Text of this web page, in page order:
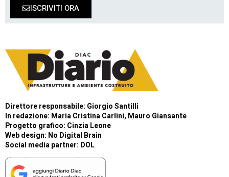
ISCRIVITI ORA
Direttore responsabile: Giorgio Santilli
In redazione: Maria Cristina Carlini, Mauro Giansante
Progetto grafico: Cinzia Leone
Web design: No Digital Brain
Social media partner: DOL